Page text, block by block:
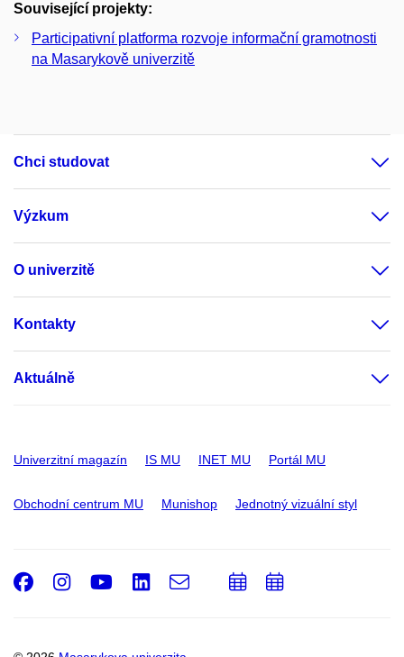
Související projekty:
Participativní platforma rozvoje informační gramotnosti
na Masarykově univerzitě
Chci studovat
Výzkum
O univerzitě
Kontakty
Aktuálně
Univerzitní magazín IS MU INET MU Portál MU
Obchodní centrum MU Munishop Jednotný vizuální styl
Facebook
Instagram
Youtube
LinkedIn
e-
PřidatPřidat